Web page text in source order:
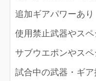
追加ギアパワーあり
使用禁止武器やスペ
サブウエポンやス
試合中の武器・ギ